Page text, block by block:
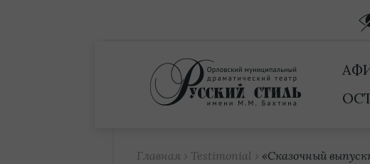
Главная › Testimonial › «Сказочный